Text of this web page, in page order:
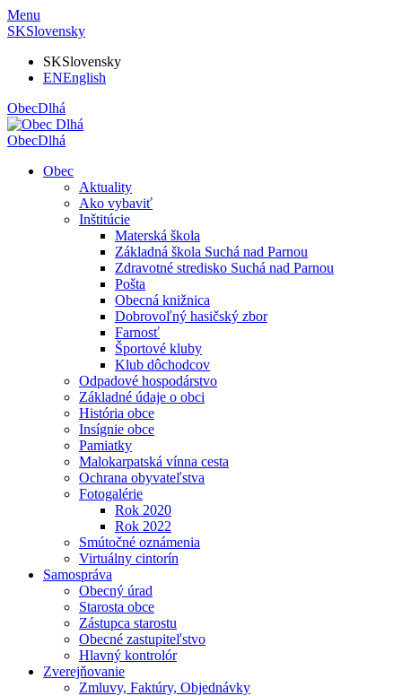
Menu
SKSlovensky
SKSlovensky
ENEnglish
ObecDlhá
ObecDlhá
Obec
Aktuality
Ako vybaviť
Inštitúcie
Materská škola
Základná škola Suchá nad Parnou
Zdravotné stredisko Suchá nad Parnou
Pošta
Obecná knižnica
Dobrovoľný hasičský zbor
Farnosť
Športové kluby
Klub dôchodcov
Odpadové hospodárstvo
Základné údaje o obci
História obce
Insígnie obce
Pamiatky
Malokarpatská vínna cesta
Ochrana obyvateľstva
Fotogalérie
Rok 2020
Rok 2022
Smútočné oznámenia
Virtuálny cintorín
Samospráva
Obecný úrad
Starosta obce
Zástupca starostu
Obecné zastupiteľstvo
Hlavný kontrolór
Zverejňovanie
Zmluvy, Faktúry, Objednávky